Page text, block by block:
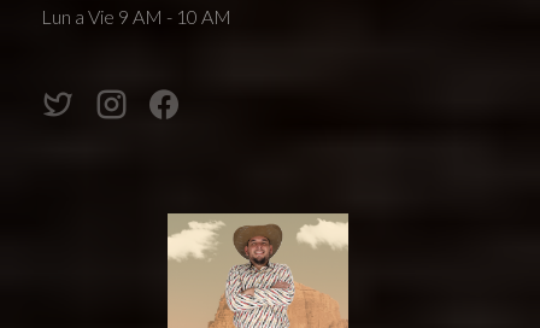
Lun a Vie 9 AM - 10 AM